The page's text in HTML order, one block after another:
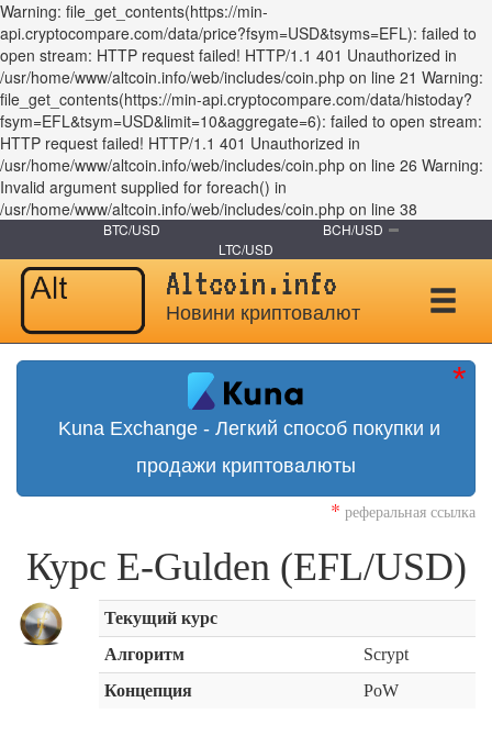
Warning: file_get_contents(https://min-
api.cryptocompare.com/data/price?fsym=USD&tsyms=EFL): failed to
open stream: HTTP request failed! HTTP/1.1 401 Unauthorized in
/usr/home/www/altcoin.info/web/includes/coin.php on line 21 Warning:
file_get_contents(https://min-api.cryptocompare.com/data/histoday?
fsym=EFL&tsym=USD&limit=10&aggregate=6): failed to open stream:
HTTP request failed! HTTP/1.1 401 Unauthorized in
/usr/home/www/altcoin.info/web/includes/coin.php on line 26 Warning:
Invalid argument supplied for foreach() in
/usr/home/www/altcoin.info/web/includes/coin.php on line 38
BTC/USD
BCH/USD
LTC/USD
Altcoin.info
Новини криптовалют
Kuna Exchange - Легкий способ покупки и
продажи криптовалюты
* реферальная ссылка
Курс E-Gulden (EFL/USD)
Текущий курс
Алгоритм
Scrypt
Концепция
PoW